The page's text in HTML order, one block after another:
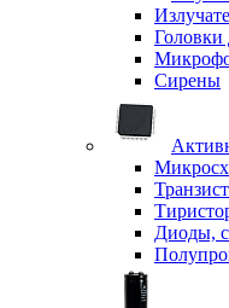
Головки
Сирены
Диоды,